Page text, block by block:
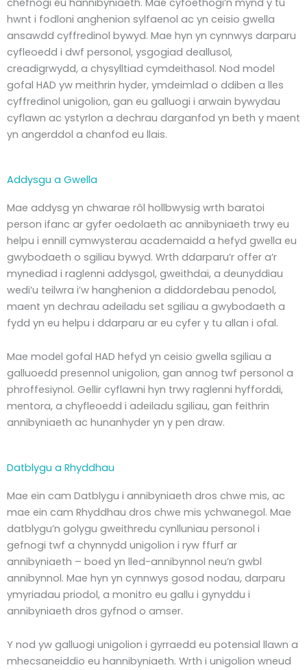
chefnogi eu hannibyniaeth. Mae cyfoethogi’n mynd y tu
hwnt i fodloni anghenion sylfaenol ac yn ceisio gwella
ansawdd cyffredinol bywyd. Mae hyn yn cynnwys darparu
cyfleoedd i dwf personol, ysgogiad deallusol,
creadigrwydd, a chysylltiad cymdeithasol. Nod model
gofal HAD yw meithrin hyder, ymdeimlad o ddiben a lles
cyffredinol unigolion, gan eu galluogi i arwain bywydau
cyflawn ac ystyrlon a dechrau darganfod yn beth y maent
yn angerddol a chanfod eu llais.
Addysgu a Gwella
Mae addysg yn chwarae rôl hollbwysig wrth baratoi
person ifanc ar gyfer oedolaeth ac annibyniaeth trwy eu
helpu i ennill cymwysterau academaidd a hefyd gwella eu
gwybodaeth o sgiliau bywyd. Wrth ddarparu’r offer a’r
mynediad i raglenni addysgol, gweithdai, a deunyddiau
wedi’u teilwra i’w hanghenion a diddordebau penodol,
maent yn dechrau adeiladu set sgiliau a gwybodaeth a
fydd yn eu helpu i ddarparu ar eu cyfer y tu allan i ofal.
Mae model gofal HAD hefyd yn ceisio gwella sgiliau a
galluoedd presennol unigolion, gan annog twf personol a
phroffesiynol. Gellir cyflawni hyn trwy raglenni hyfforddi,
mentora, a chyfleoedd i adeiladu sgiliau, gan feithrin
annibyniaeth ac hunanhyder yn y pen draw.
Datblygu a Rhyddhau
Mae ein cam Datblygu i annibyniaeth dros chwe mis, ac
mae ein cam Rhyddhau dros chwe mis ychwanegol. Mae
datblygu’n golygu gweithredu cynlluniau personol i
gefnogi twf a chynnydd unigolion i ryw ffurf ar
annibyniaeth – boed yn lled-annibynnol neu’n gwbl
annibynnol. Mae hyn yn cynnwys gosod nodau, darparu
ymyriadau priodol, a monitro eu gallu i gynyddu i
annibyniaeth dros gyfnod o amser.
Y nod yw galluogi unigolion i gyrraedd eu potensial llawn a
mhecsaneiddio eu hannibyniaeth. Wrth i unigolion wneud